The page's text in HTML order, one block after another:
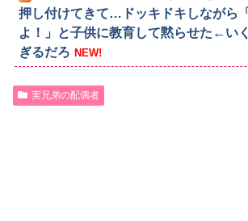
押し付けてきて…ドッキドキしながら
よ！」と子供に教育して黙らせた←い
ぎるだろ NEW!
実兄弟の配偶者